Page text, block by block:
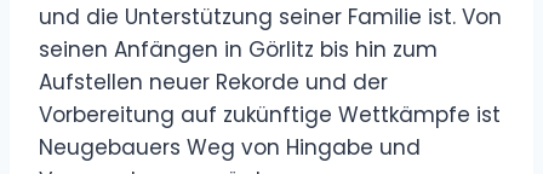
und die Unterstützung seiner Familie ist. Von
seinen Anfängen in Görlitz bis hin zum
Aufstellen neuer Rekorde und der
Vorbereitung auf zukünftige Wettkämpfe ist
Neugebauers Weg von Hingabe und